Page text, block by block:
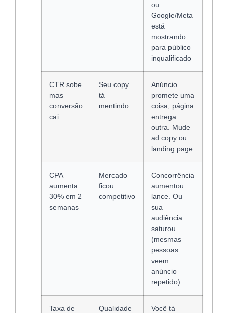
ou
Google/Meta
está
mostrando
para público
inqualificado
CTR sobe
mas
conversão
cai
Seu copy
tá
mentindo
Anúncio
promete uma
coisa, página
entrega
outra. Mude
ad copy ou
landing page
CPA
aumenta
30% em 2
semanas
Mercado
ficou
competitivo
Concorrência
aumentou
lance. Ou
sua
audiência
saturou
(mesmas
pessoas
veem
anúncio
repetido)
Taxa de
Qualidade
Você tá